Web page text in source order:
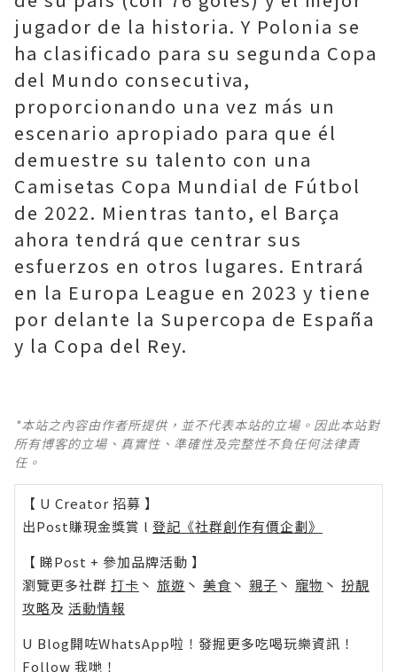
jugador de la historia. Y Polonia se
ha clasificado para su segunda Copa
del Mundo consecutiva,
proporcionando una vez más un
escenario apropiado para que él
demuestre su talento con una
Camisetas Copa Mundial de Fútbol
de 2022. Mientras tanto, el Barça
ahora tendrá que centrar sus
esfuerzos en otros lugares. Entrará
en la Europa League en 2023 y tiene
por delante la Supercopa de España
y la Copa del Rey.
*本站之內容由作者所提供，並不代表本站的立場。因此本站對
所有博客的立場、真實性、準確性及完整性不負任何法律責
任。
【 U Creator 招募 】
出Post賺現金獎賞 l 登記《社群創作有價企劃》
【 睇Post + 參加品牌活動 】
瀏覽更多社群 打卡 丶 旅遊 丶 美食 丶 親子 丶 寵物 丶 扮靚
攻略及 活動情報
U Blog開咗WhatsApp啦！發掘更多吃喝玩樂資訊！
Follow 我哋 ！